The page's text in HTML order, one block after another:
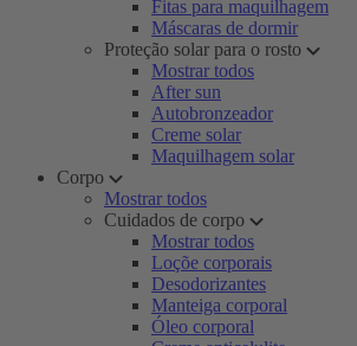
Fitas para maquilhagem
Máscaras de dormir
Proteção solar para o rosto
Mostrar todos
After sun
Autobronzeador
Creme solar
Maquilhagem solar
Corpo
Mostrar todos
Cuidados de corpo
Mostrar todos
Loçõe corporais
Desodorizantes
Manteiga corporal
Óleo corporal